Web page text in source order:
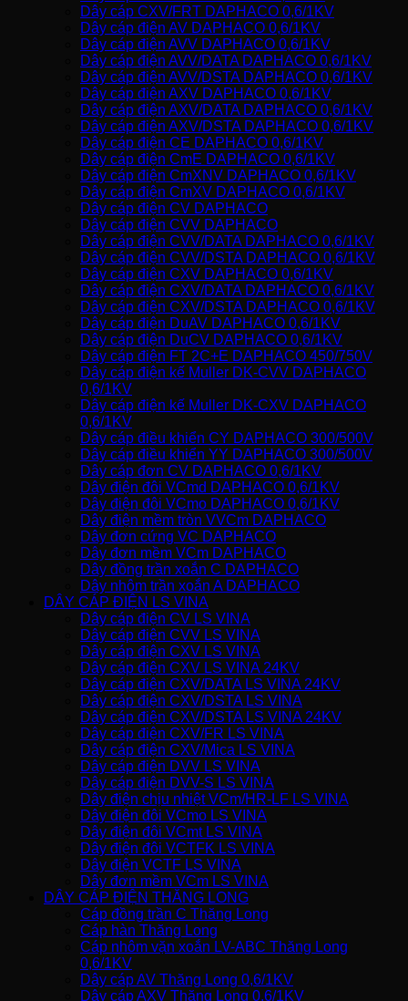
Dây cáp CXV/FRT DAPHACO 0,6/1KV
Dây cáp điện AV DAPHACO 0,6/1KV
Dây cáp điện AVV DAPHACO 0,6/1KV
Dây cáp điện AVV/DATA DAPHACO 0,6/1KV
Dây cáp điện AVV/DSTA DAPHACO 0,6/1KV
Dây cáp điện AXV DAPHACO 0,6/1KV
Dây cáp điện AXV/DATA DAPHACO 0,6/1KV
Dây cáp điện AXV/DSTA DAPHACO 0,6/1KV
Dây cáp điện CE DAPHACO 0,6/1KV
Dây cáp điện CmE DAPHACO 0,6/1KV
Dây cáp điện CmXNV DAPHACO 0,6/1KV
Dây cáp điện CmXV DAPHACO 0,6/1KV
Dây cáp điện CV DAPHACO
Dây cáp điện CVV DAPHACO
Dây cáp điện CVV/DATA DAPHACO 0,6/1KV
Dây cáp điện CVV/DSTA DAPHACO 0,6/1KV
Dây cáp điện CXV DAPHACO 0,6/1KV
Dây cáp điện CXV/DATA DAPHACO 0,6/1KV
Dây cáp điện CXV/DSTA DAPHACO 0,6/1KV
Dây cáp điện DuAV DAPHACO 0,6/1KV
Dây cáp điện DuCV DAPHACO 0,6/1KV
Dây cáp điện FT 2C+E DAPHACO 450/750V
Dây cáp điện kế Muller DK-CVV DAPHACO
0,6/1KV
Dây cáp điện kế Muller DK-CXV DAPHACO
0,6/1KV
Dây cáp điều khiển CY DAPHACO 300/500V
Dây cáp điều khiển YY DAPHACO 300/500V
Dây cáp đơn CV DAPHACO 0,6/1KV
Dây điện đôi VCmd DAPHACO 0,6/1KV
Dây điện đôi VCmo DAPHACO 0,6/1KV
Dây điện mềm tròn VVCm DAPHACO
Dây đơn cứng VC DAPHACO
Dây đơn mềm VCm DAPHACO
Dây đồng trần xoắn C DAPHACO
Dây nhôm trần xoắn A DAPHACO
DÂY CÁP ĐIỆN LS VINA
Dây cáp điện CV LS VINA
Dây cáp điện CVV LS VINA
Dây cáp điện CXV LS VINA
Dây cáp điện CXV LS VINA 24KV
Dây cáp điện CXV/DATA LS VINA 24KV
Dây cáp điện CXV/DSTA LS VINA
Dây cáp điện CXV/DSTA LS VINA 24KV
Dây cáp điện CXV/FR LS VINA
Dây cáp điện CXV/Mica LS VINA
Dây cáp điện DVV LS VINA
Dây cáp điện DVV-S LS VINA
Dây điện chịu nhiệt VCm/HR-LF LS VINA
Dây điện đôi VCmo LS VINA
Dây điện đôi VCmt LS VINA
Dây điện đôi VCTFK LS VINA
Dây điện VCTF LS VINA
Dây đơn mềm VCm LS VINA
DÂY CÁP ĐIỆN THĂNG LONG
Cáp đồng trần C Thăng Long
Cáp hàn Thăng Long
Cáp nhôm vặn xoắn LV-ABC Thăng Long
0,6/1KV
Dây cáp AV Thăng Long 0,6/1KV
Dây cáp AXV Thăng Long 0,6/1KV